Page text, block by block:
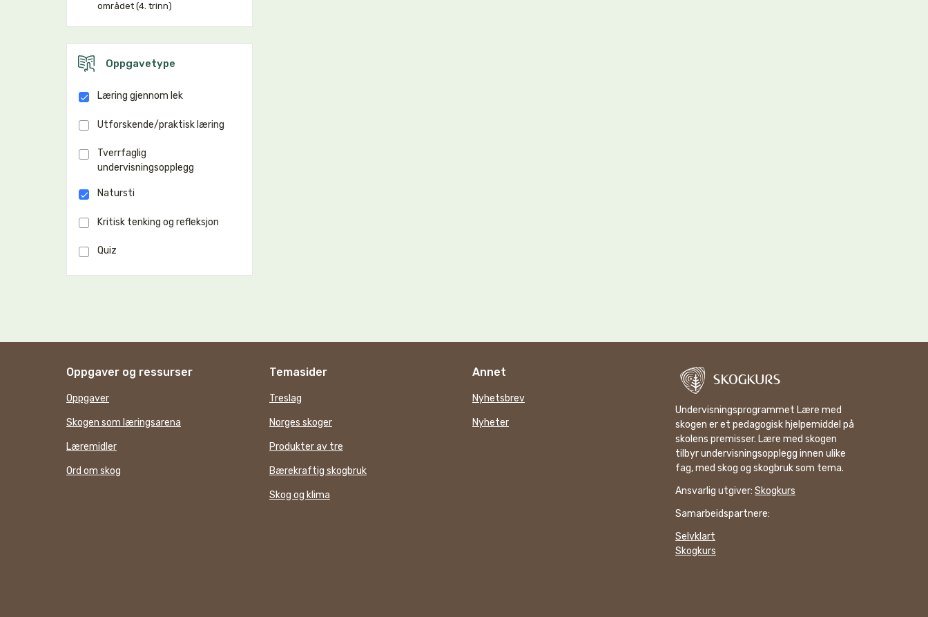
området (4. trinn)
Oppgavetype
Læring gjennom lek
Utforskende/praktisk læring
Tverrfaglig
undervisningsopplegg
Natursti
Kritisk tenking og refleksjon
Quiz
Oppgaver og ressurser
Oppgaver
Skogen som læringsarena
Læremidler
Ord om skog
Temasider
Treslag
Norges skoger
Produkter av tre
Bærekraftig skogbruk
Skog og klima
Annet
Nyhetsbrev
Nyheter
Undervisningsprogrammet Lære med
skogen er et pedagogisk hjelpemiddel på
skolens premisser. Lære med skogen
tilbyr undervisningsopplegg innen ulike
fag, med skog og skogbruk som tema.
Ansvarlig utgiver: Skogkurs
Samarbeidspartnere:
Selvklart
Skogkurs